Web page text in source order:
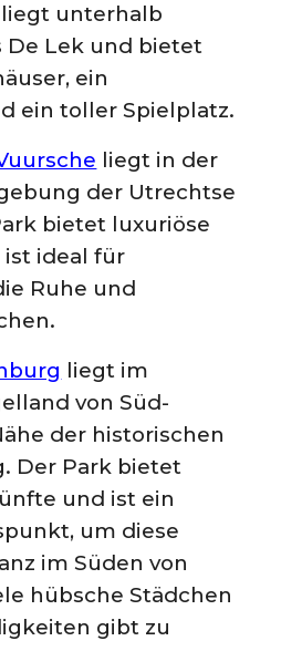
liegt unterhalb
De Lek und bietet
ein
ein toller Spielplatz.
liegt in der
der Utrechtse
bietet luxuriöse
ideal für
Ruhe und
liegt im
von Süd-
der historischen
Der Park bietet
und ist ein
um diese
im Süden von
hübsche Städchen
gibt zu